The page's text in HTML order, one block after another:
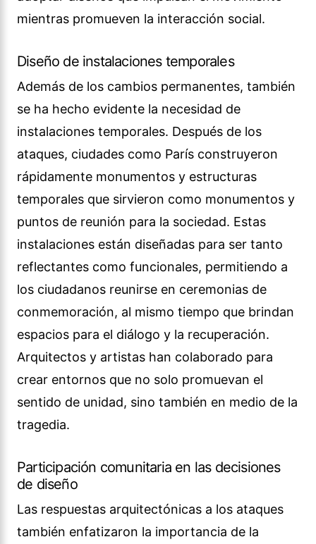
mientras promueven la interacción social.
Diseño de instalaciones temporales
Además de los cambios permanentes, también
se ha hecho evidente la necesidad de
instalaciones temporales. Después de los
ataques, ciudades como París construyeron
rápidamente monumentos y estructuras
temporales que sirvieron como monumentos y
puntos de reunión para la sociedad. Estas
instalaciones están diseñadas para ser tanto
reflectantes como funcionales, permitiendo a
los ciudadanos reunirse en ceremonias de
conmemoración, al mismo tiempo que brindan
espacios para el diálogo y la recuperación.
Arquitectos y artistas han colaborado para
crear entornos que no solo promuevan el
sentido de unidad, sino también en medio de la
tragedia.
Participación comunitaria en las decisiones
de diseño
Las respuestas arquitectónicas a los ataques
también enfatizaron la importancia de la